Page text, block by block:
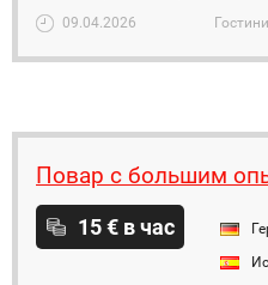
09.04.2026
Повар с большим
15 € в час